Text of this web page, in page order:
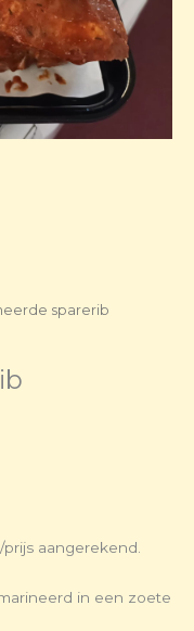
sparerib
aangerekend.
in een zoete